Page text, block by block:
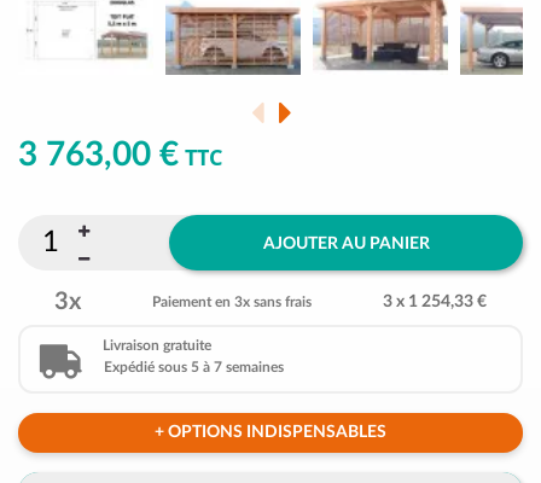
3 763,00 € TTC
AJOUTER AU PANIER
3x Paiement en 3x sans frais 3 x 1 254,33 €
Livraison gratuite
Expédié sous 5 à 7 semaines
+ OPTIONS INDISPENSABLES